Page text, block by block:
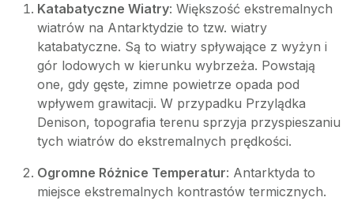
Katabatyczne Wiatry: Większość ekstremalnych
wiatrów na Antarktydzie to tzw. wiatry
katabatyczne. Są to wiatry spływające z wyżyn i
gór lodowych w kierunku wybrzeża. Powstają
one, gdy gęste, zimne powietrze opada pod
wpływem grawitacji. W przypadku Przylądka
Denison, topografia terenu sprzyja przyspieszaniu
tych wiatrów do ekstremalnych prędkości.
Ogromne Różnice Temperatur: Antarktyda to
miejsce ekstremalnych kontrastów termicznych.